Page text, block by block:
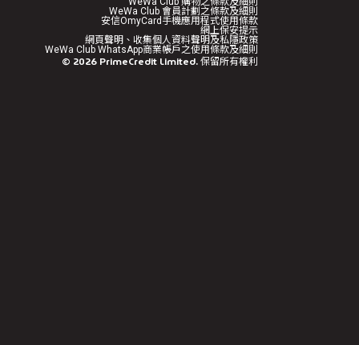
WeWa Club 會員計劃之條款及細則
安信OmyCard手機應用程式使用條款
網上保安提示
網頁聲明、收集個人資料聲明及私隱政策
WeWa Club WhatsApp商業帳戶之使用條款及細則
© 2026 PrimeCredit Limited. 保留所有權利